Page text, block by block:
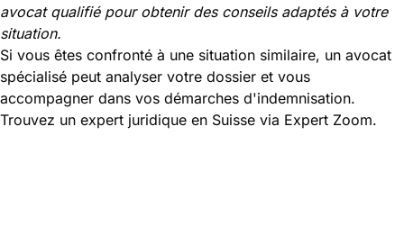
avocat qualifié pour obtenir des conseils adaptés à votre
situation.
Si vous êtes confronté à une situation similaire, un avocat
spécialisé peut analyser votre dossier et vous
accompagner dans vos démarches d'indemnisation.
Trouvez un expert juridique en Suisse via Expert Zoom.